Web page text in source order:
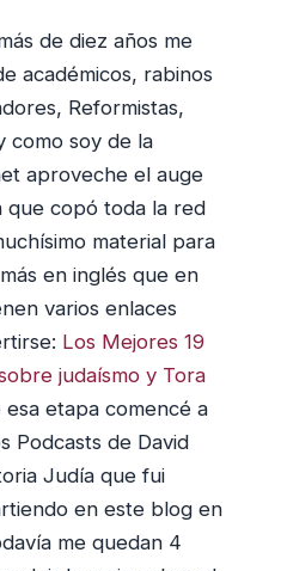
de diez años me
académicos, rabinos
Reformistas,
como soy de la
aproveche el auge
que copó toda la red
material para
en inglés que en
varios enlaces
Los Mejores 19
judaísmo y Tora
esa etapa comencé a
Podcasts de David
Judía que fui
en este blog en
me quedan 4